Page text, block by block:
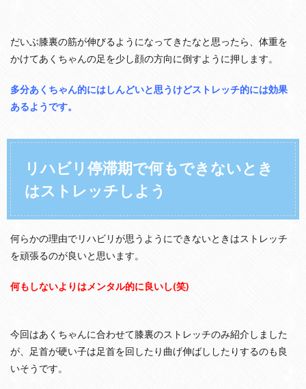
だいぶ膝裏の筋が伸びるようになってきたなと思ったら、体重を
かけてあくちゃんの足を少し顔の方向に倒すように押します。
多分あくちゃん的にはしんどいと思うけどストレッチ的には効果
あるようです。
リハビリ停滞期で何もできないとき
はストレッチしよう
何らかの理由でリハビリが思うようにできないときはストレッチ
を頑張るのが良いと思います。
何もしないよりはメンタル的に良いし(笑)
今回はあくちゃんに合わせて膝裏のストレッチのみ紹介しました
が、足首が硬い子は足首を回したり曲げ伸ばししたりするのも良
いそうです。